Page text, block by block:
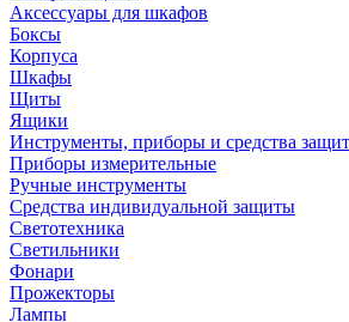
Аксессуары для шкафов
Боксы
Корпуса
Шкафы
Щиты
Ящики
Инструменты, приборы и средства
Приборы измерительные
Ручные инструменты
Средства индивидуальной защиты
Светотехника
Светильники
Фонари
Прожекторы
Лампы